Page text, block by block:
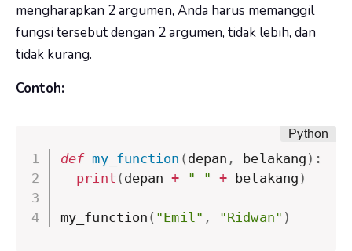
mengharapkan 2 argumen, Anda harus memanggil
fungsi tersebut dengan 2 argumen, tidak lebih, dan
tidak kurang.
Contoh:
def my_function ( depan , belakang ) :
print ( depan + " " + belakang )
my_function ( "Emil" , "Ridwan" )